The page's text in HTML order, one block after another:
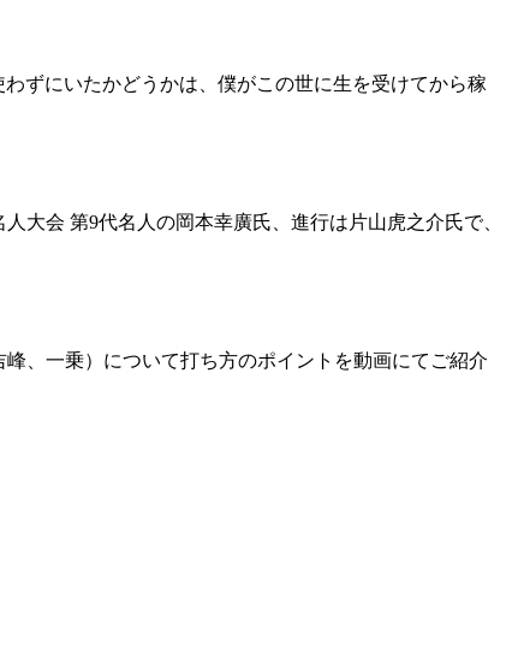
ずにいたかどうかは、僕がこの世に生を受けてから稼
大会 第9代名人の岡本幸廣氏、進行は片山虎之介氏で、
、一乗）について打ち方のポイントを動画にてご紹介